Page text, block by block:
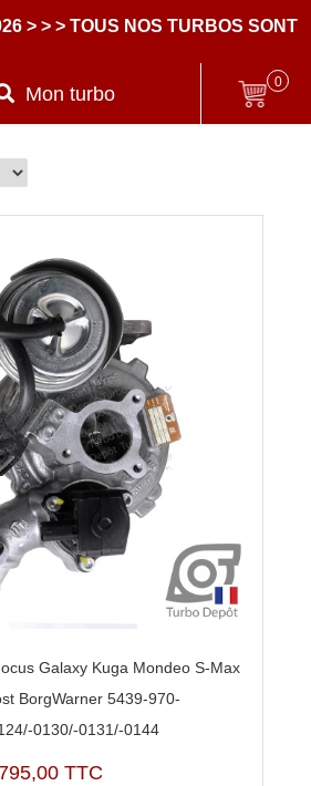
> > > TOUS NOS TURBOS SONT
Mon turbo
0
Galaxy Kuga Mondeo S-Max
BorgWarner 5439-970-
0130/-0131/-0144
795,00 TTC